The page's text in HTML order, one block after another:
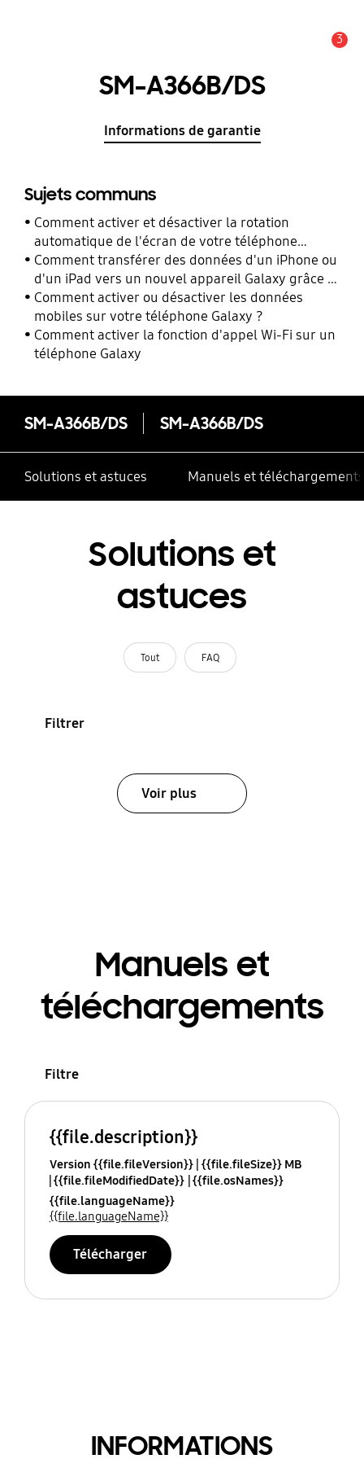
3
SM-A366B/DS
Informations de garantie
Sujets communs
Comment activer et désactiver la rotation
automatique de l'écran de votre téléphone
Galaxy ?
Comment transférer des données d'un iPhone ou
d'un iPad vers un nouvel appareil Galaxy grâce à
Smart Switch ?
Comment activer ou désactiver les données
mobiles sur votre téléphone Galaxy ?
Comment activer la fonction d'appel Wi-Fi sur un
téléphone Galaxy
SM-A366B/DS SM-A366B/DS
Solutions et astuces Manuels et téléchargements
Solutions et
astuces
Tout FAQ
Filtrer
Voir plus
Manuels et
téléchargements
Filtre
{{file.description}}
Version {{file.fileVersion}} {{file.fileSize}} MB
{{file.fileModifiedDate}} {{file.osNames}}
{{file.languageName}}
{{file.languageName}}
Télécharger
INFORMATIONS